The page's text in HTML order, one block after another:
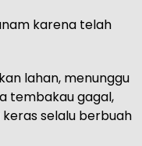
karena telah
lahan, menunggu
tembakau gagal,
selalu berbuah